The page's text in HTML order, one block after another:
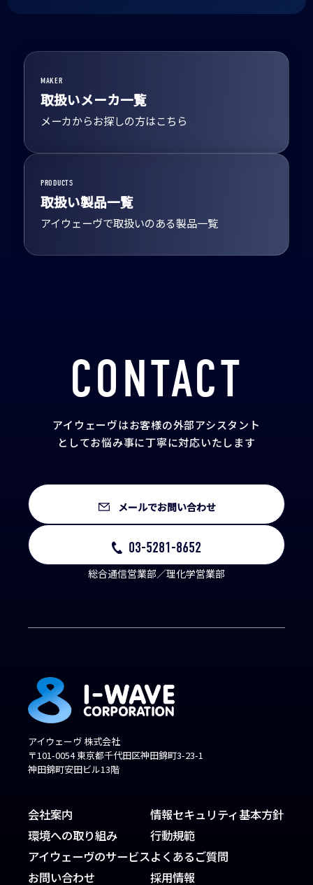
MAKER
取扱いメーカ一覧
メーカからお探しの方はこちら
PRODUCTS
取扱い製品一覧
アイウェーヴで取扱いのある製品一覧
CONTACT
アイウェーヴはお客様の外部アシスタント
としてお悩み事に丁寧に対応いたします
メールでお問い合わせ
03-5281-8652
総合通信営業部／理化学営業部
アイウェーヴ 株式会社
〒101-0054 東京都千代田区神田錦町3-23-1
神田錦町安田ビル13階
会社案内
環境への取り組み
アイウェーヴのサービス
お問い合わせ
情報セキュリティ基本方針
行動規範
よくあるご質問
採用情報